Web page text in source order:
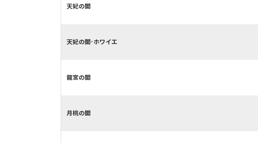
天妃の間
天妃の間･ホワイエ
龍宮の間
月桃の間